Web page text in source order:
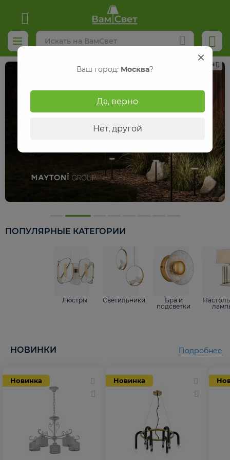
Реклама
ПОПУЛЯРНЫЕ КАТЕГОРИИ
Люстры Светильники
Бра и
подсветки
НОВИНКИ
Новинка Новинка
Подробнее
Ваш город: Москва?
Да, верно
Нет, другой